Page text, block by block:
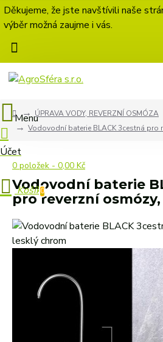
Děkujeme, že jste navštívili naše
výběr možná zaujme i vás.
0 položek - 0,00 Kč
0
ÚPRAVA VODY, REVERZNÍ OSMÓZA
Vodovodní baterie BLACK 3cestná pro
Vodovodní baterie
pro reverzní